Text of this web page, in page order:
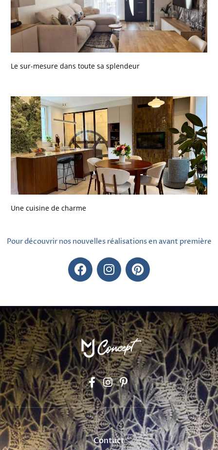
Le sur-mesure dans toute sa splendeur
Une cuisine de charme
Pour découvrir nos nouvelles réalisations en avant première
Contact